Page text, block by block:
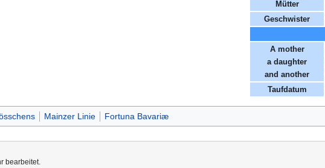
Mütter
Geschwister
A mother
a daughter
and another
Taufdatum
Mainzer Linie Fortuna Bavariæ
bearbeitet.